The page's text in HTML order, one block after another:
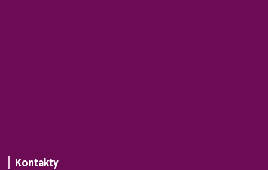
Kontakty